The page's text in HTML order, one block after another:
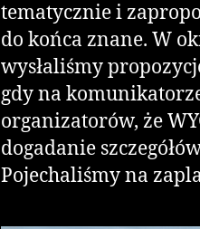
tematycznie i
do końca znane. W
wysłaliśmy
gdy na
organizatorów, że
dogadanie
Pojechaliśmy na